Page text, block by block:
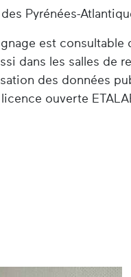
Pyrénées-
est consultable
dans les salles de
des données
ouverte